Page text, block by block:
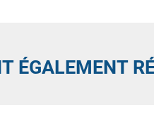
ÉGALEMENT